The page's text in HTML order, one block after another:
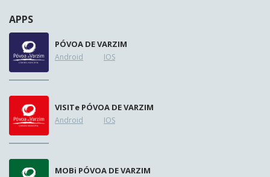
APPS
PÓVOA DE VARZIM
Android IOS
VISITe PÓVOA DE VARZIM
Android IOS
MOBi PÓVOA DE VARZIM